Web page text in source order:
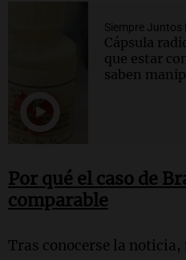
Siempre Juntos
Cápsula
que estar
saben
Por qué el caso de
comparable
Tras conocerse la noticia,